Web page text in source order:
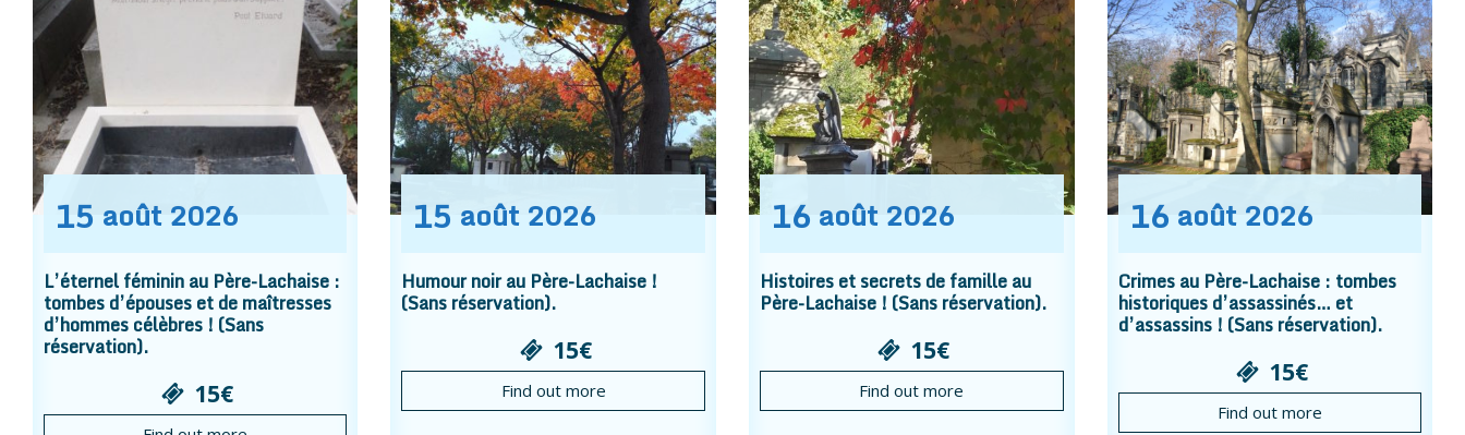
15 août 2026
L’éternel féminin au Père-Lachaise :
tombes d’épouses et de maîtresses
d’hommes célèbres ! (Sans
réservation).
15€
15 août 2026
Humour noir au Père-Lachaise !
(Sans réservation).
15€
Find out more
16 août 2026
Histoires et secrets de famille au
Père-Lachaise ! (Sans réservation).
15€
Find out more
16 août 2026
Crimes au Père-Lachaise : tombes
historiques d’assassinés… et
d’assassins ! (Sans réservation).
15€
Find out more